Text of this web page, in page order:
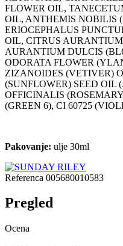
FLOWER OIL,
OIL, ANTHEMIS NOBILIS
ERIOCEPHALUS
OIL, CITRUS
AURANTIUM DULCIS
ODORATA FLOWER
ZIZANOIDES (VETIVER)
(SUNFLOWER) SEED OIL
OFFICINALIS
(GREEN 6), CI 60725
Pakovanje: ulje 30ml
Referenca 005680010583
Pregled
Ocena